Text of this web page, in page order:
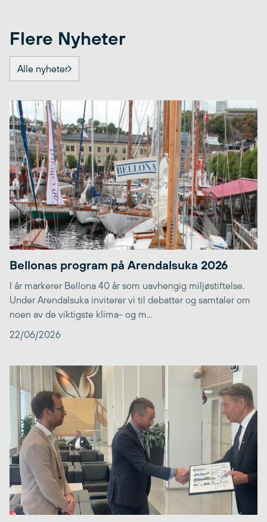
Flere Nyheter
Alle nyheter
Bellonas program på Arendalsuka 2026
I år markerer Bellona 40 år som uavhengig miljøstiftelse.
Under Arendalsuka inviterer vi til debatter og samtaler om
noen av de viktigste klima- og m...
22/06/2026